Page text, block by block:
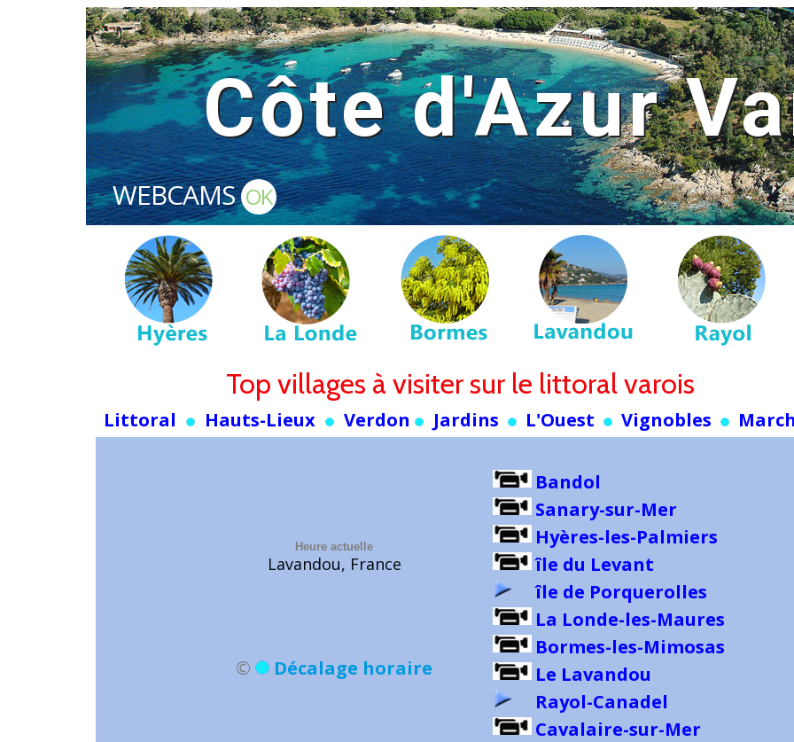
Côte d'Azur
WEBCAMSOK
Top villages à visiter sur le littoral varois
Littoral Hauts-Lieux Verdon Jardins L'Ouest Vignobles
Heure actuelle
Lavandou, France
© Décalage horaire
Bandol
Sanary-sur-Mer
Hyères-les-Palmiers
île du Levant
île de Porquerolles
La Londe-les-Maures
Bormes-les-Mimosas
Le Lavandou
Rayol-Canadel
Cavalaire-sur-Mer